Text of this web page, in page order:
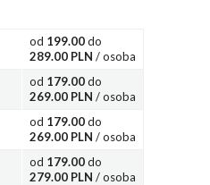
od 199.00do
289.00 PLN / osoba
od 179.00do
269.00 PLN / osoba
od 179.00do
269.00 PLN / osoba
od 179.00do
279.00 PLN / osoba